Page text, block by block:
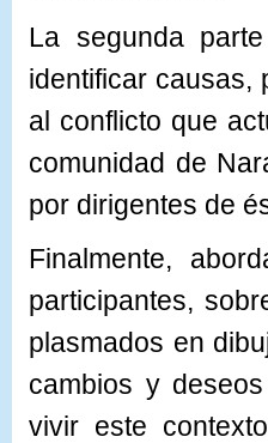
La segunda
identificar causas,
al conflicto que
comunidad de
por dirigentes de
Finalmente,
participantes,
plasmados en
cambios y
vivir este